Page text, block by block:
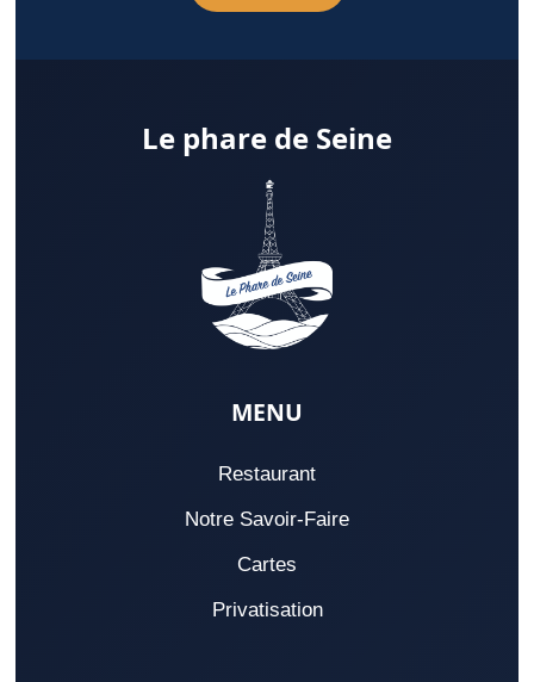
Le phare de Seine
MENU
Restaurant
Notre Savoir-Faire
Cartes
Privatisation